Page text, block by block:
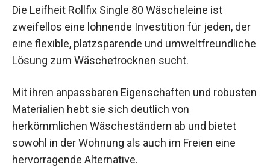
Die Leifheit Rollfix Single 80 Wäscheleine ist
zweifellos eine lohnende Investition für jeden, der
eine flexible, platzsparende und umweltfreundliche
Lösung zum Wäschetrocknen sucht.
Mit ihren anpassbaren Eigenschaften und robusten
Materialien hebt sie sich deutlich von
herkömmlichen Wäscheständern ab und bietet
sowohl in der Wohnung als auch im Freien eine
hervorragende Alternative.